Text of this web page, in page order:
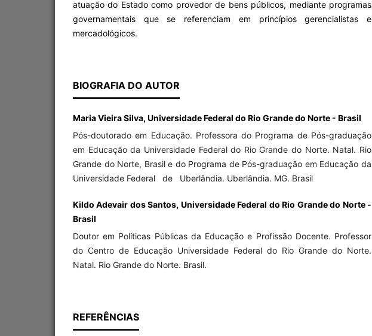
atuação do Estado como provedor de bens públicos, mediante programas
governamentais que se referenciam em princípios gerencialistas e
mercadológicos.
BIOGRAFIA DO AUTOR
Maria Vieira Silva, Universidade Federal do Rio Grande do Norte - Brasil
Pós-doutorado em Educação. Professora do Programa de Pós-graduação
em Educação da Universidade Federal do Rio Grande do Norte. Natal. Rio
Grande do Norte, Brasil e do Programa de Pós-graduação em Educação da
Universidade Federal de Uberlândia. Uberlândia. MG. Brasil
Kildo Adevair dos Santos, Universidade Federal do Rio Grande do Norte -
Brasil
Doutor em Políticas Públicas da Educação e Profissão Docente. Professor
do Centro de Educação Universidade Federal do Rio Grande do Norte.
Natal. Rio Grande do Norte. Brasil.
REFERÊNCIAS